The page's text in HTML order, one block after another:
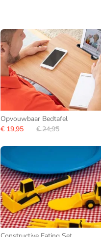
Opvouwbaar Bedtafel
€ 19,95
€ 24,95